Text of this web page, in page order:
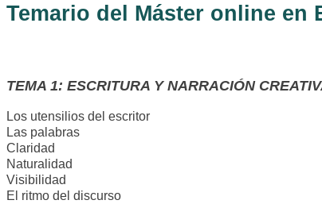
Temario del Máster online en
TEMA 1: ESCRITURA Y NARRACIÓN
Los utensilios del escritor
Las palabras
Claridad
Naturalidad
Visibilidad
El ritmo del discurso